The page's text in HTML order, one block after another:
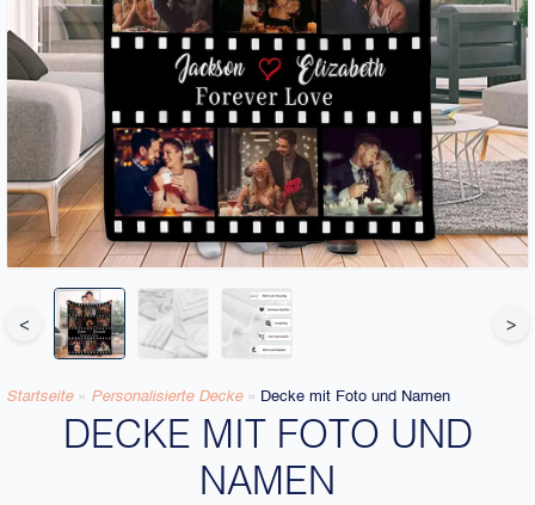
< >
Startseite » Personalisierte Decke​ » Decke mit Foto und Namen
DECKE MIT FOTO UND
NAMEN